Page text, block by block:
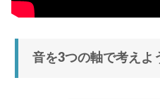
音を3つの軸で考えよ